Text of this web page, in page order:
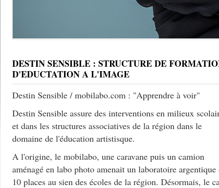
DESTIN SENSIBLE : STRUCTURE DE
D'EDUCTATION A L'IMAGE
Destin Sensible / mobilabo.com : "Apprendre à voir"
Destin Sensible assure des interventions en milieux
et dans les structures associatives de la région dans le
domaine de l'éducation artistisque.
A l'origine, le mobilabo, une caravane puis un camion
aménagé en labo photo amenait un laboratoire argentique
10 places au sien des écoles de la région. Désormais, le